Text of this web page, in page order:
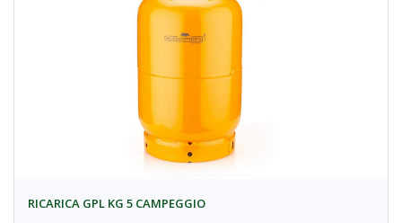
RICARICA GPL KG 5 CAMPEGGIO